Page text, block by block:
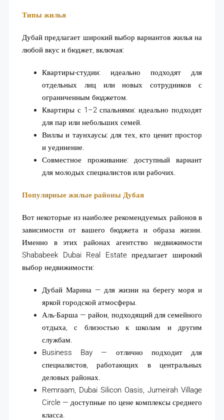
Типы жилья
Дубай предлагает широкий выбор вариантов жилья на
любой вкус и бюджет, включая:
Квартиры-студии: идеально подходят для
отдельных лиц или новых сотрудников с
ограниченным бюджетом.
Квартиры с 1–2 спальнями: идеально подходят
для пар или небольших семей.
Виллы и таунхаусы: для тех, кто ценит простор
и уединение.
Совместное проживание: доступный вариант
для молодых специалистов или рабочих.
Популярные жилые районы Дубая
Вот некоторые из наиболее рекомендуемых районов в
зависимости от вашего бюджета и образа жизни.
Именно в этих районах агентство недвижимости
Shababeek Dubai Real Estate предлагает широкий
выбор недвижимости:
Дубай Марина — для жизни на берегу моря и
яркой городской атмосферы.
Аль-Барша — район, подходящий для семейного
отдыха, с близостью к школам и другим
службам.
Business Bay — отлично подходит для
специалистов, работающих в центральных
деловых районах.
Remraam, Dubai Silicon Oasis, Jumeirah Village
Circle — доступные по цене комплексы среднего
класса.